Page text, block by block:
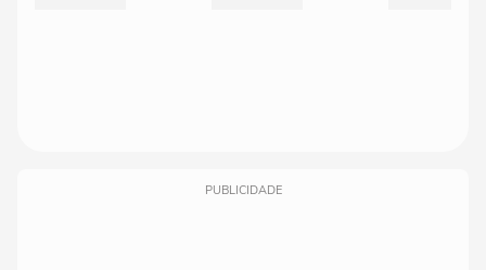
PUBLICIDADE